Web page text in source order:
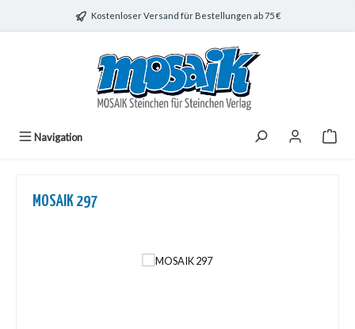
Zum Hauptinhalt springenKostenloser Versand für Bestellungen ab 75 €
Navigation
MOSAIK 297